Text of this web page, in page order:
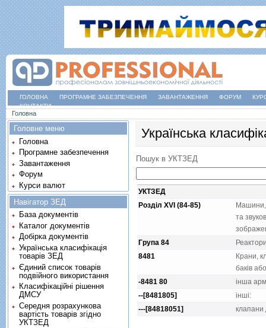
ГОЛОВНА ПРОГРАМНЕ ЗАБЕЗПЕЧЕННЯ ЗАВАНТАЖЕННЯ ФОРУМ
КОНТАКТИ
Ви є тут
Головна
Українська
Пошук в УКТЗЕД
УКТЗЕД
Розділ XVI (84-85)
Машини,
та
Група 84
8481
Крани,
бакiв
-8481 80
iнша
--[8481805]
iншi:
---[84818051]
клапани
Головне меню
Головна
Програмне забезпечення
Завантаження
Форум
Курси валют
Навігатор ЗЕД
База документів
Каталог документів
Добірка документів
Українська класифікація
товарів ЗЕД
Єдиний список товарів
подвійного використання
Класифікаційні рішення
ДМСУ
Середня розрахункова
вартість товарів згідно
УКТЗЕД